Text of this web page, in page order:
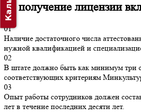
на получение лицензии
01
Наличие достаточного числа
нужной квалификацией и
02
В штате должно быть как минимум три
соответствующих критериям
03
Опыт работы сотрудников должен
лет в течение последних десяти лет.